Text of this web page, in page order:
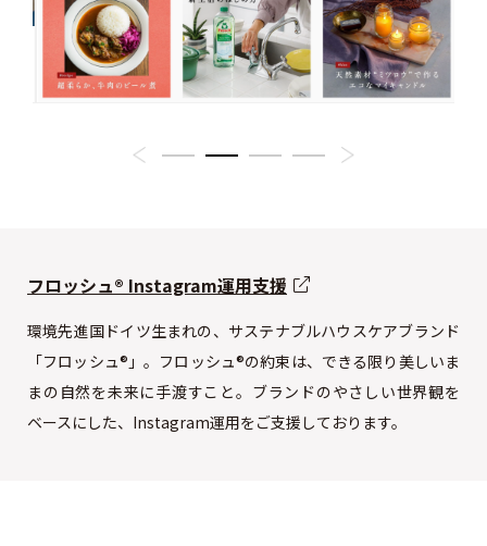
フロッシュ®︎ Instagram運用支援
環境先進国ドイツ生まれの、サステナブルハウスケアブランド
「フロッシュ®」。フロッシュ®の約束は、できる限り美しいま
まの自然を未来に手渡すこと。ブランドのやさしい世界観を
ベースにした、Instagram運用をご支援しております。